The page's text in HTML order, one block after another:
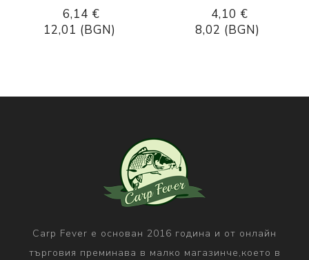
6,14 €
12,01 (BGN)
4,10 €
8,02 (BGN)
Carp Fever е основан 2016 година и от онлайн
търговия преминава в малко магазинче,което в